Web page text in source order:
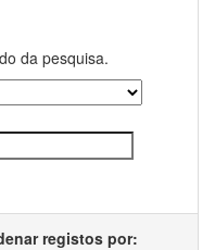
da pesquisa.
registos por: